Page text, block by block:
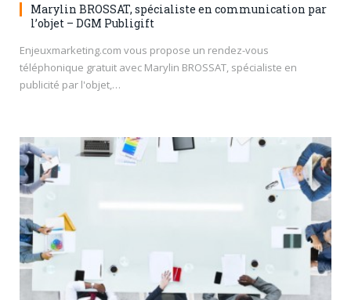
Marylin BROSSAT, spécialiste en communication par
l’objet – DGM Publigift
Enjeuxmarketing.com vous propose un rendez-vous
téléphonique gratuit avec Marylin BROSSAT, spécialiste en
publicité par l'objet,…